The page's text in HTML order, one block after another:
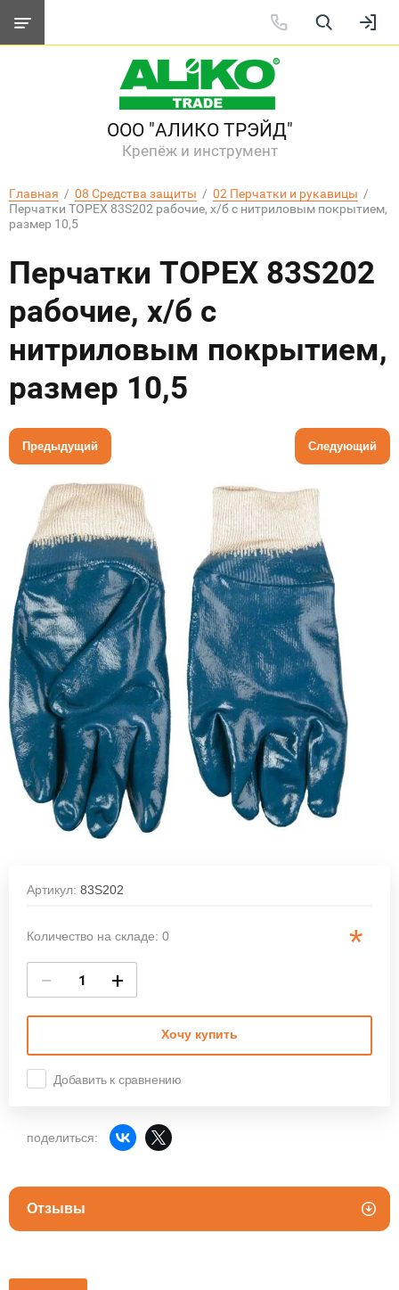
ООО "АЛИКО ТРЭЙД"
Крепёж и инструмент
Главная
  /
08 Средства защиты
  /
02 Перчатки и рукавицы
  /
Перчатки TOPEX 83S202 рабочие, х/б с нитриловым покрытием,
размер 10,5
Перчатки TOPEX 83S202
рабочие, х/б с
нитриловым покрытием,
размер 10,5
Предыдущий Следующий
Артикул: 83S202
Количество на складе: 0 *
− +
Хочу купить
Добавить к сравнению
поделиться:
Отзывы